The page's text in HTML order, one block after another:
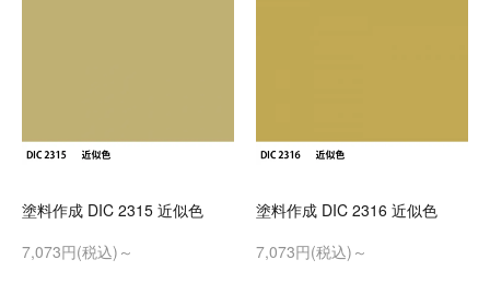
塗料作成 DIC 2315 近似色
7,073円(税込)～
塗料作成 DIC 2316 近似色
7,073円(税込)～